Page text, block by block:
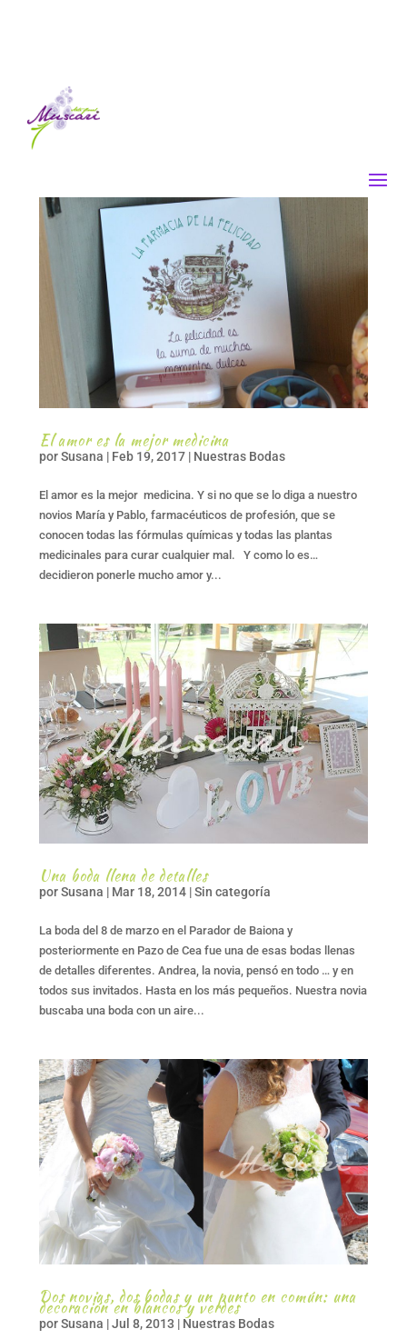
El amor es la mejor medicina
porSusana | Feb 19, 2017| Nuestras Bodas
El amor es la mejor medicina. Y si no que se lo diga a nuestro
novios María y Pablo, farmacéuticos de profesión, que se
conocen todas las fórmulas químicas y todas las plantas
medicinales para curar cualquier mal. Y como lo es…
decidieron ponerle mucho amor y...
Una boda llena de detalles
porSusana | Mar 18, 2014|Sin categoría
La boda del 8 de marzo en el Parador de Baiona y
posteriormente en Pazo de Cea fue una de esas bodas llenas
de detalles diferentes. Andrea, la novia, pensó en todo … y en
todos sus invitados. Hasta en los más pequeños. Nuestra novia
buscaba una boda con un aire...
Dos novias, dos bodas y un punto en común: una
decoración en blancos y verdes
porSusana |Jul 8, 2013 | Nuestras Bodas